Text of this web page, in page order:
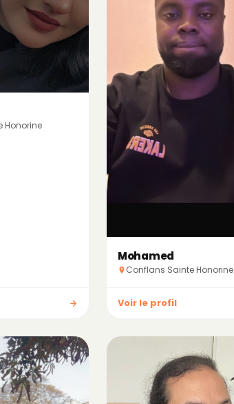
Honorine
Mohamed
Conflans Sainte Honorine
Voir le profil